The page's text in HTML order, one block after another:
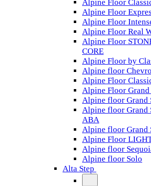
Alpine Floor
Alpine Floor
Alpine Floor
Alpine Floor Real
Alpine Floor
CORE
Alpine Floor by
Alpine floor
Alpine Floor
Alpine Floor Grand
Alpine floor Grand
Alpine floor Grand
ABA
Alpine floor Grand
Alpine Floor
Alpine floor
Alpine floor Solo
Alta Step